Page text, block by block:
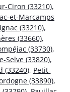
Ciron (33210),
et-Marcamps
(33210),
(33660),
(33730),
Selve (33820),
(33240), Petit-
(33890),